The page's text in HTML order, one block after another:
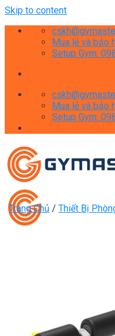
Skip to content
Mua lẻ và bảo
Setup Gym:
Mua lẻ và bảo
Setup Gym:
Xe Đạp Tập
Máy Tập Thể
Máy Chạy
Trang Chủ / Thiết Bị